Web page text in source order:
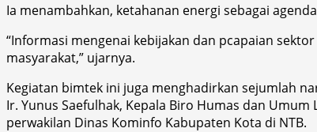
Ia menambahkan, ketahanan energi sebagai
“Informasi mengenai kebijakan dan pcapaian
masyarakat,” ujarnya.
Kegiatan bimtek ini juga menghadirkan sejumlah
Ir. Yunus Saefulhak, Kepala Biro Humas dan
perwakilan Dinas Kominfo Kabupaten Kota di NTB.